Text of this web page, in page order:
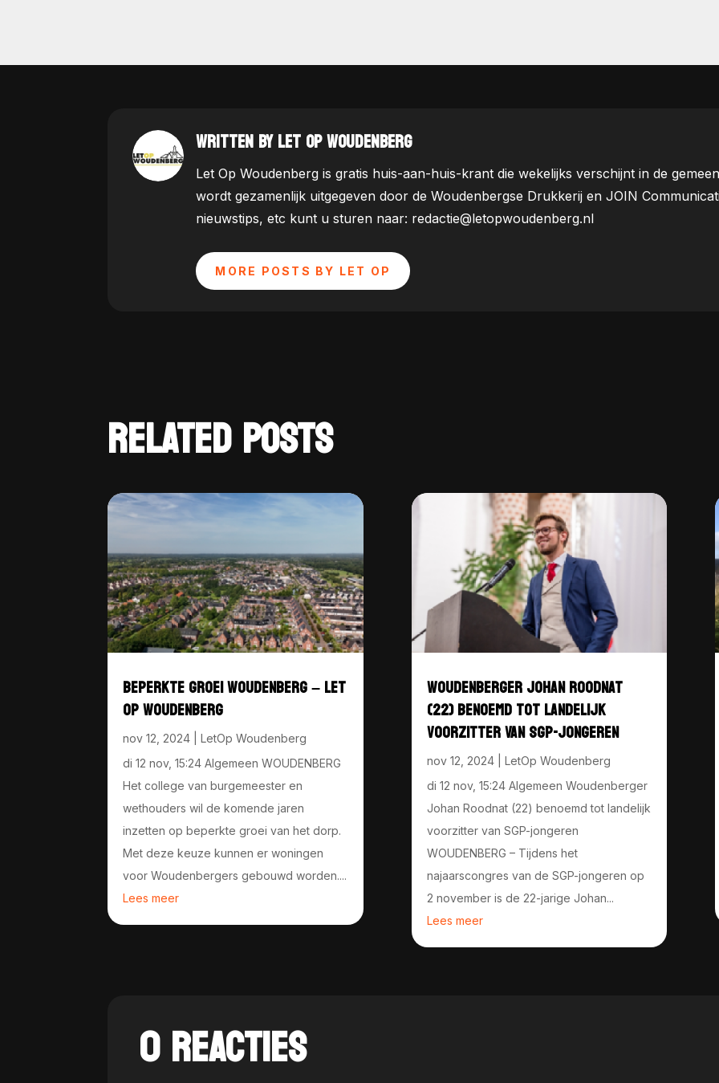
WRITTEN BY LET OP WOUDENBERG
Let Op Woudenberg is gratis huis-aan-huis-krant die wekelijks verschijnt in de
wordt gezamenlijk uitgegeven door de Woudenbergse Drukkerij en JOIN
nieuwstips, etc kunt u sturen naar: redactie@letopwoudenberg.nl
MORE POSTS BY LET OP
RELATED POSTS
BEPERKTE GROEI WOUDENBERG – LET
OP WOUDENBERG
nov 12, 2024 |LetOp Woudenberg
di 12 nov, 15:24 Algemeen WOUDENBERG
Het college van burgemeester en
wethouders wil de komende jaren
inzetten op beperkte groei van het dorp.
Met deze keuze kunnen er woningen
voor Woudenbergers gebouwd worden....
Lees meer
WOUDENBERGER JOHAN ROODNAT
(22) BENOEMD TOT LANDELIJK
VOORZITTER VAN SGP-JONGEREN
nov 12, 2024| LetOp Woudenberg
di 12 nov, 15:24 Algemeen Woudenberger
Johan Roodnat (22) benoemd tot landelijk
voorzitter van SGP-jongeren
WOUDENBERG – Tijdens het
najaarscongres van de SGP-jongeren op
2 november is de 22-jarige Johan...
Lees meer
0 REACTIES